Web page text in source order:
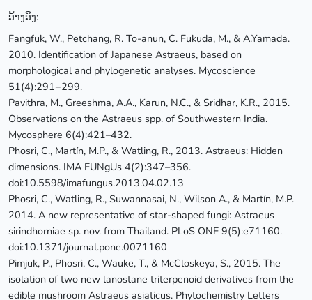
ອ້າງອິງ:
Fangfuk, W., Petchang, R. To-anun, C. Fukuda, M., & A.Yamada.
2010. Identification of Japanese Astraeus, based on
morphological and phylogenetic analyses. Mycoscience
51(4):291−299.
Pavithra, M., Greeshma, A.A., Karun, N.C., & Sridhar, K.R., 2015.
Observations on the Astraeus spp. of Southwestern India.
Mycosphere 6(4):421–432.
Phosri, C., Martín, M.P., & Watling, R., 2013. Astraeus: Hidden
dimensions. IMA FUNgUs 4(2):347–356.
doi:10.5598/imafungus.2013.04.02.13
Phosri, C., Watling, R., Suwannasai, N., Wilson A., & Martín, M.P.
2014. A new representative of star-shaped fungi: Astraeus
sirindhorniae sp. nov. from Thailand. PLoS ONE 9(5):e71160.
doi:10.1371/journal.pone.0071160
Pimjuk, P., Phosri, C., Wauke, T., & McCloskeya, S., 2015. The
isolation of two new lanostane triterpenoid derivatives from the
edible mushroom Astraeus asiaticus. Phytochemistry Letters